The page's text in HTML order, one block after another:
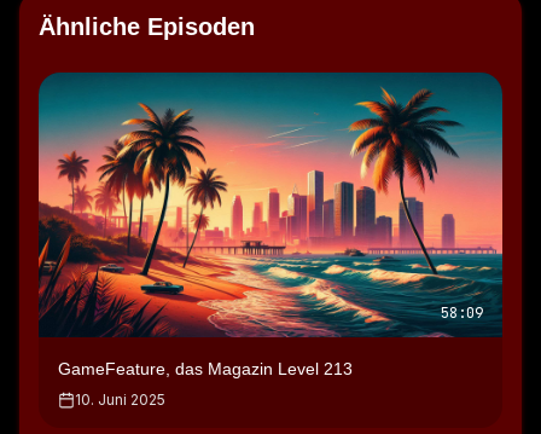
Ähnliche Episoden
58:09
GameFeature, das Magazin Level 213
10. Juni 2025